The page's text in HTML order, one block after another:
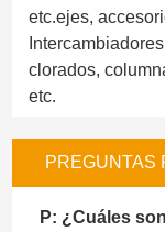
etc.ejes,
clorados,
etc.
PREGUNTAS
P: ¿Cuáles